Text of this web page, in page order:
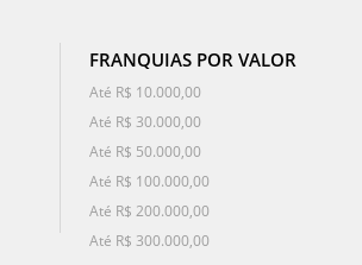
FRANQUIAS POR VALOR
Até R$ 10.000,00
Até R$ 30.000,00
Até R$ 50.000,00
Até R$ 100.000,00
Até R$ 200.000,00
Até R$ 300.000,00